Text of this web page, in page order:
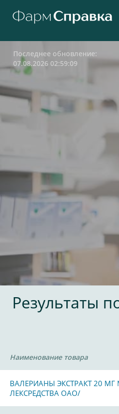
Последнее обновление:
07.08.2026 02:59:09
Результаты
Наименование товара
ВАЛЕРИАНЫ ЭКСТРАКТ 20
ЛЕКСРЕДСТВА ОАО/